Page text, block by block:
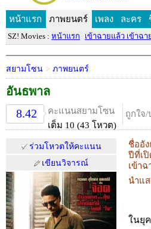
หน้าแรก ภาพยนตร์ เพลง ละคร
SZ! Movies : หน้าแรก เข้าฉายแล้ว เข้าฉา
สยามโซน > ภาพยนตร์
อันธพาล
8.42
คะแนนสยามโซน
เต็ม 10 (43 โหวต)
ถูกใจ
ร่วมโหวตให้คะแนน
เขียนวิจารณ์
ชื่ออั
ปีที่เ
เข้าฉ
นำแ
ในยุ